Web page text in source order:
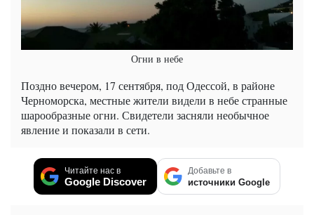
Огни в небе
Поздно вечером, 17 сентября, под Одессой, в районе
Черноморска, местные жители видели в небе странные
шарообразные огни. Свидетели засняли необычное
явление и показали в сети.
Читайте нас в
Google Discover
Добавьте в
источники Google